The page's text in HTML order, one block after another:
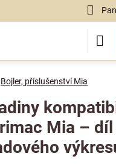
Bojler, příslušenství Mia
Mia –